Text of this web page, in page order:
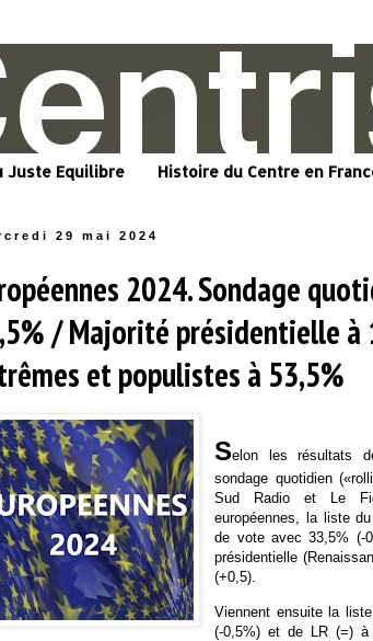
Juste Equilibre Histoire du Centre en
29 mai 2024
2024. Sondage
/ Majorité présidentielle à
et populistes à 53,5%
Selon les résultats
sondage quotidien
Sud Radio et Le
européennes, la liste
de vote avec 33,5% (-
présidentielle
(+0,5).
Viennent ensuite la
(-0,5%) et de LR (=) à